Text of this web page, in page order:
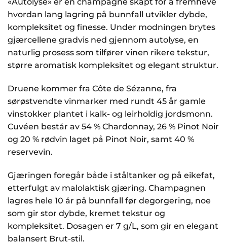
«Autolyse» er en champagne skapt for å fremheve
hvordan lang lagring på bunnfall utvikler dybde,
kompleksitet og finesse. Under modningen brytes
gjærcellene gradvis ned gjennom autolyse, en
naturlig prosess som tilfører vinen rikere tekstur,
større aromatisk kompleksitet og elegant struktur.
Druene kommer fra Côte de Sézanne, fra
sørøstvendte vinmarker med rundt 45 år gamle
vinstokker plantet i kalk- og leirholdig jordsmonn.
Cuvéen består av 54 % Chardonnay, 26 % Pinot Noir
og 20 % rødvin laget på Pinot Noir, samt 40 %
reservevin.
Gjæringen foregår både i ståltanker og på eikefat,
etterfulgt av malolaktisk gjæring. Champagnen
lagres hele 10 år på bunnfall før degorgering, noe
som gir stor dybde, kremet tekstur og
kompleksitet. Dosagen er 7 g/L, som gir en elegant
balansert Brut-stil.